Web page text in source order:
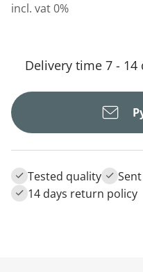
incl. vat 0%
Delivery time 7 - 14
Tested quality
14 days return policy